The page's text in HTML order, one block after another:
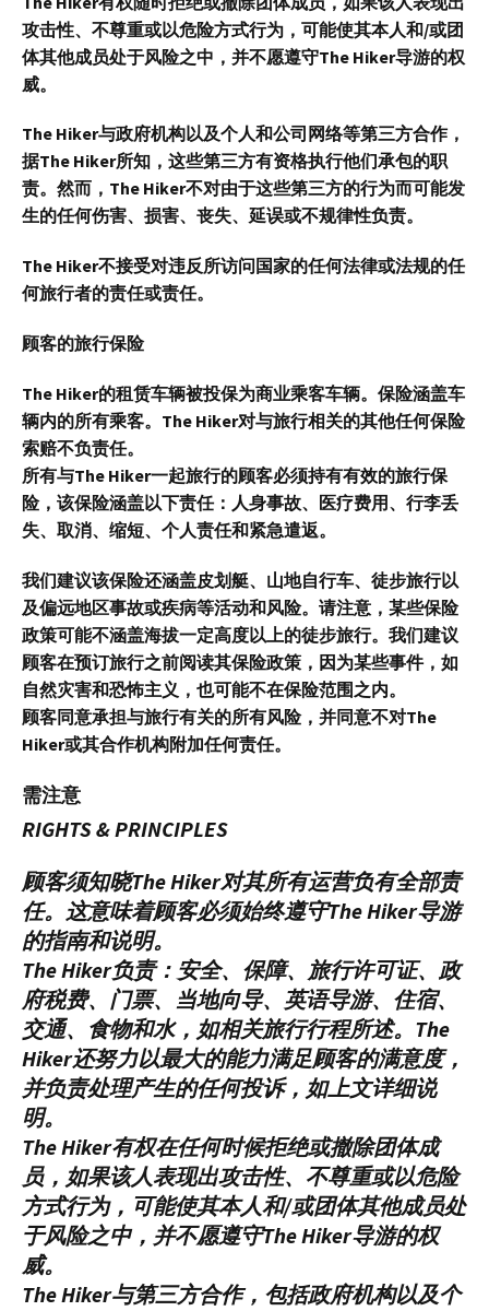
攻击性、不尊重或以危险方式行为，可能使其本人和/或团
体其他成员处于风险之中，并不愿遵守The Hiker导游的权
威。
The Hiker与政府机构以及个人和公司网络等第三方合作，
据The Hiker所知，这些第三方有资格执行他们承包的职
责。然而，The Hiker不对由于这些第三方的行为而可能发
生的任何伤害、损害、丧失、延误或不规律性负责。
The Hiker不接受对违反所访问国家的任何法律或法规的任
何旅行者的责任或责任。
顾客的旅行保险
The Hiker的租赁车辆被投保为商业乘客车辆。保险涵盖车
辆内的所有乘客。The Hiker对与旅行相关的其他任何保险
索赔不负责任。
所有与The Hiker一起旅行的顾客必须持有有效的旅行保
险，该保险涵盖以下责任：人身事故、医疗费用、行李丢
失、取消、缩短、个人责任和紧急遣返。
我们建议该保险还涵盖皮划艇、山地自行车、徒步旅行以
及偏远地区事故或疾病等活动和风险。请注意，某些保险
政策可能不涵盖海拔一定高度以上的徒步旅行。我们建议
顾客在预订旅行之前阅读其保险政策，因为某些事件，如
自然灾害和恐怖主义，也可能不在保险范围之内。
顾客同意承担与旅行有关的所有风险，并同意不对The
Hiker或其合作机构附加任何责任。
需注意
RIGHTS & PRINCIPLES
顾客须知晓The Hiker对其所有运营负有全部责
任。这意味着顾客必须始终遵守The Hiker导游
的指南和说明。
The Hiker负责：安全、保障、旅行许可证、政
府税费、门票、当地向导、英语导游、住宿、
交通、食物和水，如相关旅行行程所述。The
Hiker还努力以最大的能力满足顾客的满意度，
并负责处理产生的任何投诉，如上文详细说
明。
The Hiker有权在任何时候拒绝或撤除团体成
员，如果该人表现出攻击性、不尊重或以危险
方式行为，可能使其本人和/或团体其他成员处
于风险之中，并不愿遵守The Hiker导游的权
威。
The Hiker与第三方合作，包括政府机构以及个